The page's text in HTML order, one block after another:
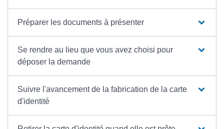
Préparer les documents à présenter
Se rendre au lieu que vous avez choisi pour
déposer la demande
Suivre l'avancement de la fabrication de la carte
d'identité